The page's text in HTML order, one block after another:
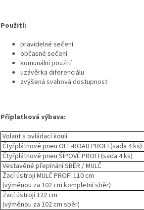
Použití:
pravidelné sečení
občasné sečení
komunální použití
uzávěrka diferenciálu
zvýšená svahová dostupnost
Příplatková výbava:
Volant s ovládací koulí
Čtyřplátnové pneu OFF-ROAD PROFI (sada 4 ks)
Čtyřplátnové pneu ŠÍPOVÉ PROFI (sada 4 ks)
Vestavěné přepínání SBĚR / MULČ
Žací ústrojí MULČ PROFI 110 cm
(výměnou za 102 cm kompletní sběr)
Žací ústrojí 122 cm
(výměnou za 102 cm sběr)